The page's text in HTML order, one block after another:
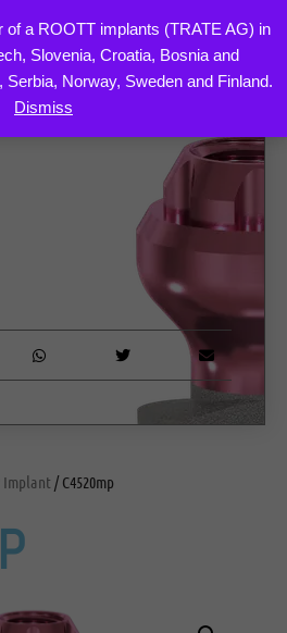
of a ROOTT implants (TRATE AG) in
Slovenia, Croatia, Bosnia and
Norway, Sweden and Finland.
Dismiss
Implant / C4520mp